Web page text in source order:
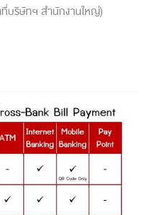
ที่บริษัทฯ สำนักงานใหญ่)